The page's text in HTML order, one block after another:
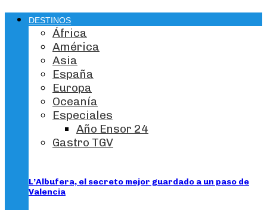
DESTINOS
África
América
Asia
España
Europa
Oceanía
Especiales
Año Ensor 24
Gastro TGV
L’Albufera, el secreto mejor guardado a un paso de
Valencia